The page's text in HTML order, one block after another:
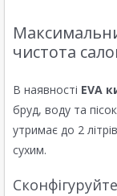
чистота
В наявності EVA
бруд, воду та
утримає до 2
сухим.